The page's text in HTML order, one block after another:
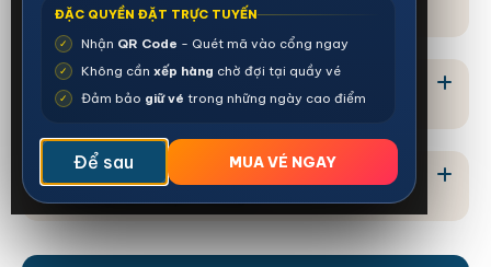
du lịch không?
Khu ẩm thực có chỗ ngồi và không gian
nghỉ ngơi không?
Các nhà hàng có chấp nhận thanh toán
ĐẶC QUYỀN ĐẶT TRỰC TUYẾN
✓ Nhận QR Code - Quét mã vào cổng ngay
✓ Không cần xếp hàng chờ đợi tại quầy vé
✓ Đảm bảo giữ vé trong những ngày cao điểm
Để sau MUA VÉ NGAY